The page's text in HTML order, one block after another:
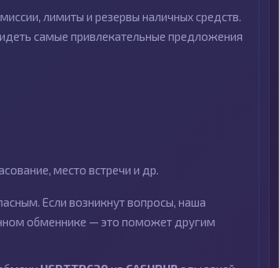
лимиты и резервы наличных средств.
самые привлекательные предложения
место встречи и др.
Если возникнут вопросы, наша
обменнике — это поможет другим